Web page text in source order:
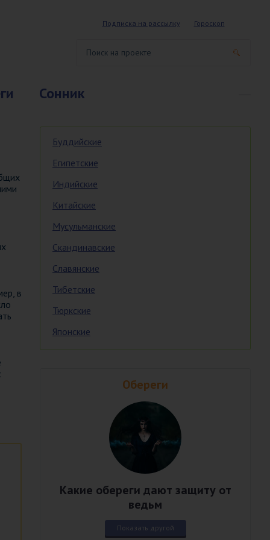
Подписка на рассылку Гороскоп
Сонник
в
Буддийские
Египетские
Индийские
Китайские
Мусульманские
Скандинавские
Славянские
Тибетские
Тюркские
Японские
Обереги
Какие обереги дают защиту от
ведьм
Показать другой